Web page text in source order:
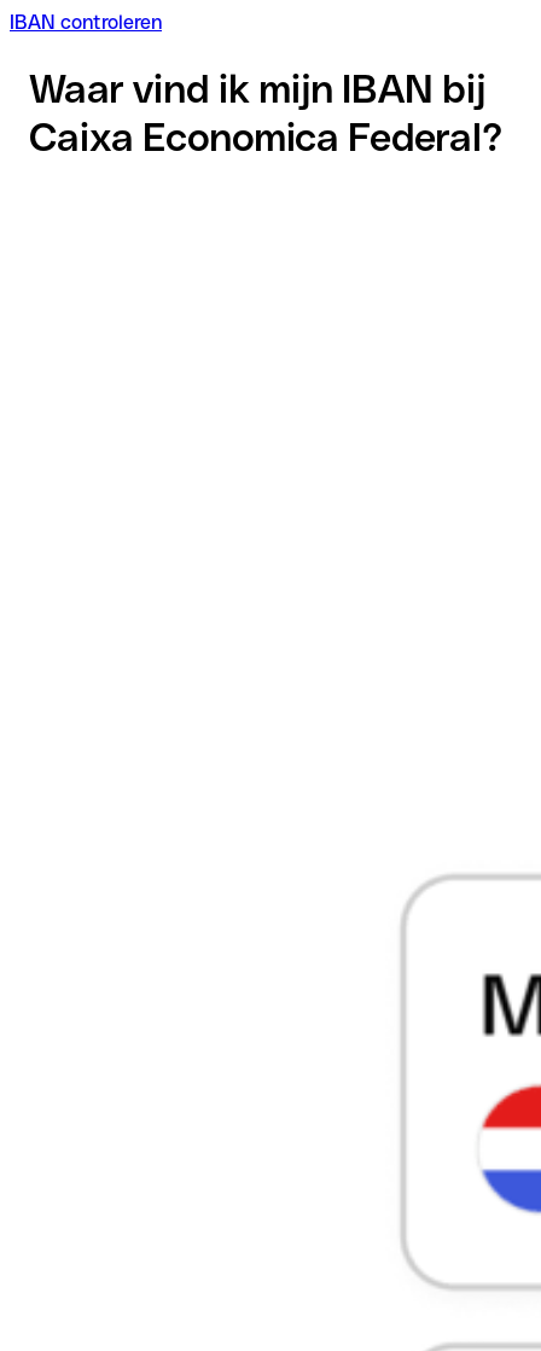
IBAN controleren
Waar vind ik mijn IBAN bij
Caixa Economica Federal?